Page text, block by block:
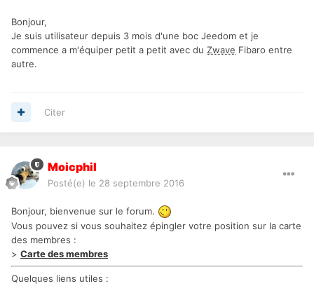
Bonjour,
Je suis utilisateur depuis 3 mois d'une boc Jeedom et je
commence a m'équiper petit a petit avec du Zwave Fibaro entre
autre.
Citer
Moicphil
Posté(e) le 28 septembre 2016
Bonjour, bienvenue sur le forum.
Vous pouvez si vous souhaitez épingler votre position sur la carte
des membres :
> Carte des membres
Quelques liens utiles :